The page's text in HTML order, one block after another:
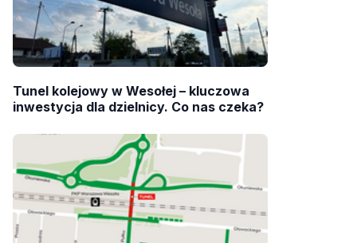
Tunel kolejowy w Wesołej – kluczowa
inwestycja dla dzielnicy. Co nas czeka?